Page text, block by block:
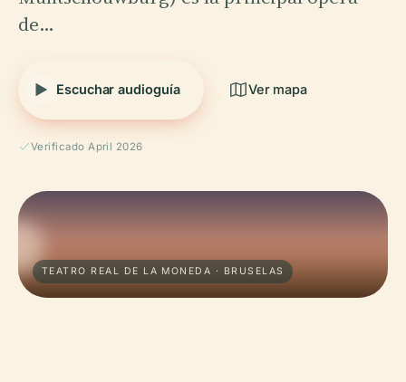
de…
Escuchar audioguía Ver mapa
Verificado April 2026
TEATRO REAL DE LA MONEDA · BRUSELAS